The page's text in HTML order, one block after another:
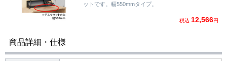
ットです。幅550mmタイプ。
税込 12,566円
商品詳細・仕様